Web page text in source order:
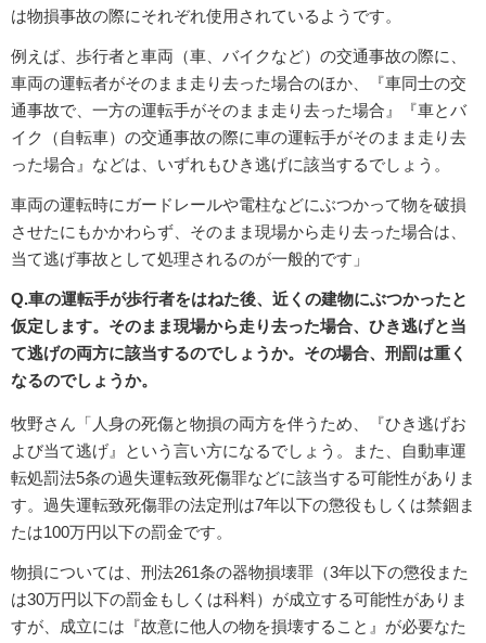
は物損事故の際にそれぞれ使用されているようです。
例えば、歩行者と車両（車、バイクなど）の交通事故の際に、
車両の運転者がそのまま走り去った場合のほか、『車同士の交
通事故で、一方の運転手がそのまま走り去った場合』『車とバ
イク（自転車）の交通事故の際に車の運転手がそのまま走り去
った場合』などは、いずれもひき逃げに該当するでしょう。
車両の運転時にガードレールや電柱などにぶつかって物を破損
させたにもかかわらず、そのまま現場から走り去った場合は、
当て逃げ事故として処理されるのが一般的です」
Q.車の運転手が歩行者をはねた後、近くの建物にぶつかったと
仮定します。そのまま現場から走り去った場合、ひき逃げと当
て逃げの両方に該当するのでしょうか。その場合、刑罰は重く
なるのでしょうか。
牧野さん「人身の死傷と物損の両方を伴うため、『ひき逃げお
よび当て逃げ』という言い方になるでしょう。また、自動車運
転処罰法5条の過失運転致死傷罪などに該当する可能性がありま
す。過失運転致死傷罪の法定刑は7年以下の懲役もしくは禁錮ま
たは100万円以下の罰金です。
物損については、刑法261条の器物損壊罪（3年以下の懲役また
は30万円以下の罰金もしくは科料）が成立する可能性がありま
すが、成立には『故意に他人の物を損壊すること』が必要なた